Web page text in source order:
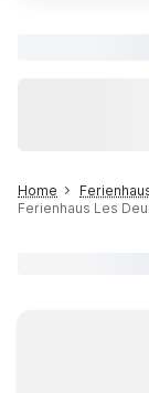
Home
Ferienhaus Les